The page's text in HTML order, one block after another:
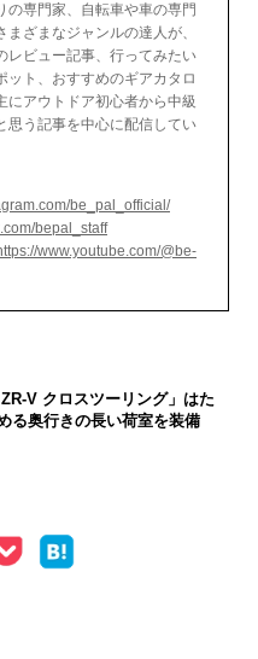
の専門家、自転車や車の専門
まざまなジャンルの達人が、
レビュー記事、行ってみたい
ット、おすすめのギアカタロ
にアウトドア初心者から中級
思う記事を中心に配信してい
be_pal_official/
bepal_staff
www.youtube.com/@be-
ZR-V クロスツーリング」はた
る奥行きの長い荷室を装備